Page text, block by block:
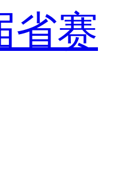
省赛